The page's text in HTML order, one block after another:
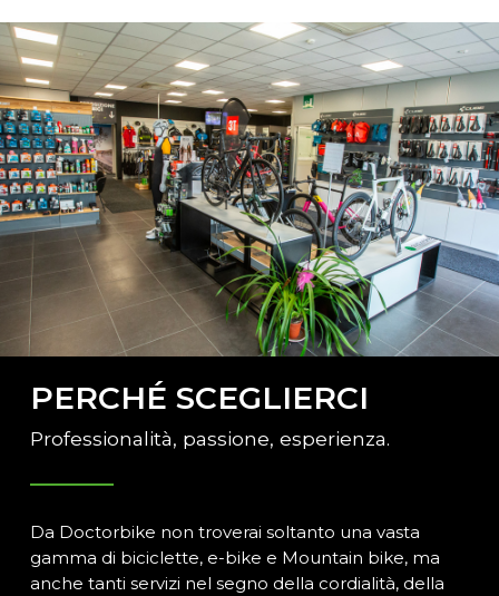
PERCHÉ SCEGLIERCI
Professionalità, passione, esperienza.
Da Doctorbike non troverai soltanto una vasta
gamma di biciclette, e-bike e Mountain bike, ma
anche tanti servizi nel segno della cordialità, della